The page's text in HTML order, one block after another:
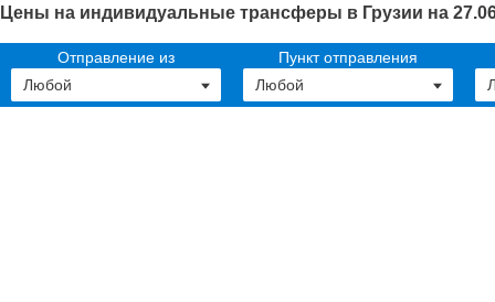
Цены на индивидуальные трансферы в Грузии на
Отправление из Пункт отправления